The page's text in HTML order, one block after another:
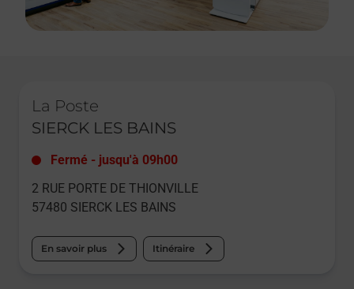
La Poste
SIERCK LES BAINS
Fermé - jusqu'à 09h00
2 RUE PORTE DE THIONVILLE
57480 SIERCK LES BAINS
En savoir plus Itinéraire